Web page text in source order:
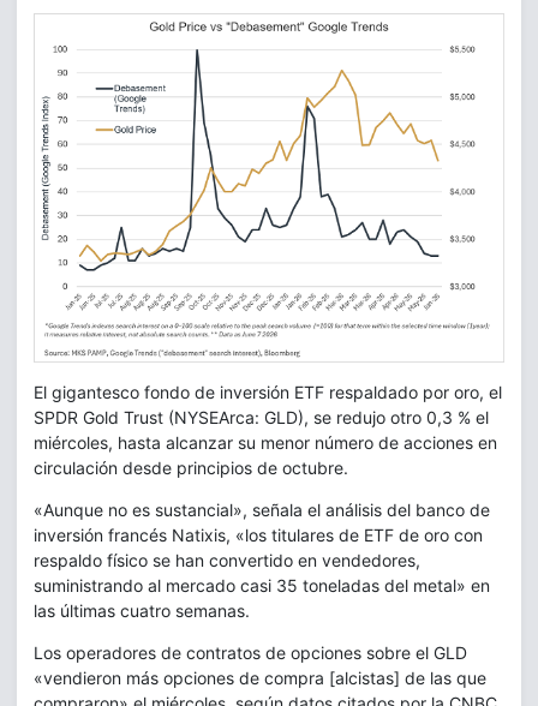
El gigantesco fondo de inversión ETF respaldado por oro, el
SPDR Gold Trust (NYSEArca: GLD), se redujo otro 0,3 % el
miércoles, hasta alcanzar su menor número de acciones en
circulación desde principios de octubre.
«Aunque no es sustancial», señala el análisis del banco de
inversión francés Natixis, «los titulares de ETF de oro con
respaldo físico se han convertido en vendedores,
suministrando al mercado casi 35 toneladas del metal» en
las últimas cuatro semanas.
Los operadores de contratos de opciones sobre el GLD
«vendieron más opciones de compra [alcistas] de las que